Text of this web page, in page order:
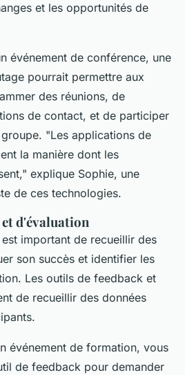
et les opportunités de
événement de conférence, une
pourrait permettre aux
des réunions, de
de contact, et de participer
"Les applications de
la manière dont les
explique Sophie, une
de ces technologies.
d'évaluation
important de recueillir des
son succès et identifier les
Les outils de feedback et
de recueillir des données
événement de formation, vous
de feedback pour demander